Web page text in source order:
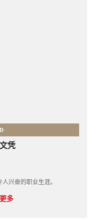
凭
兴奋的职业生涯。
多